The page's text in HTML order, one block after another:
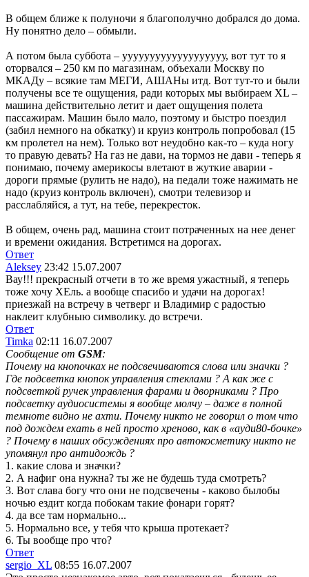
В общем ближе к полуночи я благополучно добрался до дома.
Ну понятно дело – обмыли.
А потом была суббота – ууууууууууууууууууу, вот тут то я
оторвался – 250 км по магазинам, объехали Москву по
МКАДу – всякие там МЕГИ, АШАНы итд. Вот тут-то и были
получены все те ощущения, ради которых мы выбираем XL –
машина действительно летит и дает ощущения полета
пассажирам. Машин было мало, поэтому и быстро поездил
(забил немного на обкатку) и круиз контроль попробовал (15
км пролетел на нем). Только вот неудобно как-то – куда ногу
то правую девать? На газ не дави, на тормоз не дави - теперь я
понимаю, почему америкосы влетают в жуткие аварии -
дороги прямые (рулить не надо), на педали тоже нажимать не
надо (круиз контроль включен), смотри телевизор и
расслабляйся, а тут, на тебе, перекресток.
В общем, очень рад, машина стоит потраченных на нее денег
и времени ожидания. Встретимся на дорогах.
Ответ
Aleksey 23:42 15.07.2007
Вау!!! прекрасный отчети в то же время ужастный, я теперь
тоже хочу ХЕль. а вообще спасибо и удачи на дорогах!
приезжай на встречу в четверг и Владимир с радостью
наклеит клубныю символику. до встречи.
Ответ
Timka 02:11 16.07.2007
Сообщение от GSM:
Почему на кнопочках не подсвечиваются слова или значки ?
Где подсветка кнопок управления стеклами ? А как же с
подсветкой ручек управления фарами и дворниками ? Про
подсветку аудиосистемы я вообще молчу – даже в полной
темноте видно не ахти. Почему никто не говорил о том что
под дождем ехать в ней просто хреново, как в «ауди80-бочке»
? Почему в наших обсуждениях про автокосметику никто не
упомянул про антидождь ?
1. какие слова и значки?
2. А нафиг она нужна? ты же не будешь туда смотреть?
3. Вот слава богу что они не подсвечены - каково былобы
ночью ездит когда побокам такие фонари горят?
4. да все там нормально...
5. Нормально все, у тебя что крыша протекает?
6. Ты вообще про что?
Ответ
sergio_XL 08:55 16.07.2007